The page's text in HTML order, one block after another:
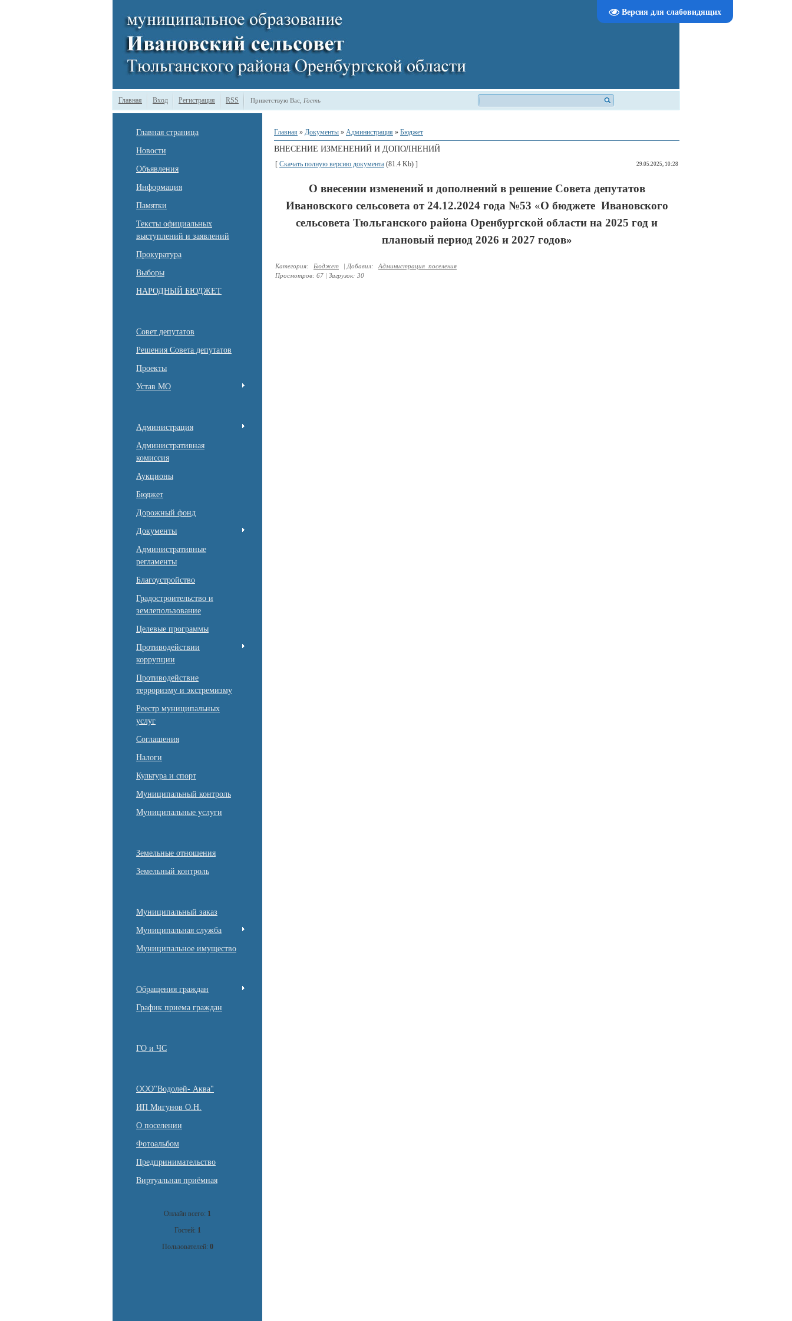
Версия для слабовидящих
Главная Вход Регистрация RSS Приветствую Вас Гость
Главная страница
Новости
Объявления
Информация
Памятки
Тексты официальных
выступлений и заявлений
Прокуратура
Выборы
НАРОДНЫЙ БЮДЖЕТ
Совет депутатов
Решения Совета депутатов
Проекты
Устав МО
Администрация
Административная
комиссия
Аукционы
Бюджет
Дорожный фонд
Документы
Административные
регламенты
Благоустройство
Градостроительство и
землепользование
Целевые программы
Противодействии
коррупции
Противодействие
терроризму и экстремизму
Реестр муниципальных
услуг
Соглашения
Налоги
Культура и спорт
Муниципальный контроль
Муниципальные услуги
Земельные отношения
Земельный контроль
Муниципальный заказ
Муниципальная служба
Муниципальное имущество
Обращения граждан
График приема граждан
ГО и ЧС
ООО"Водолей- Аква"
ИП Мигунов О.Н.
О поселении
Фотоальбом
Предпринимательство
Виртуальная приёмная
Онлайн всего: 1
Гостей: 1
Пользователей: 0
Главная » Документы » Администрация » Бюджет
ВНЕСЕНИЕ ИЗМЕНЕНИЙ И ДОПОЛНЕНИЙ
[ Скачать полную версию документа (81.4 Kb) ] 29.05.2025, 10:28
О внесении изменений и дополнений в решение Совета депутатов
Ивановского сельсовета от 24.12.2024 года №53 «О бюджете Ивановского
сельсовета Тюльганского района Оренбургской области на 2025 год и
плановый период 2026 и 2027 годов»
Категория: Бюджет | Добавил:
Администрация_поселения
Просмотров: 67 | Загрузок: 30